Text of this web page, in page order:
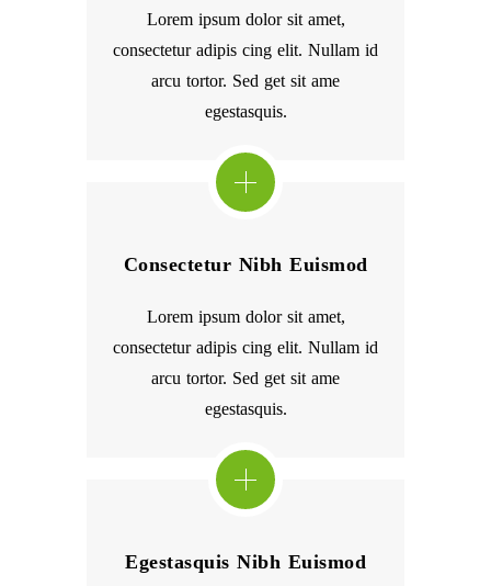
Lorem ipsum dolor sit amet,
consectetur adipis cing elit. Nullam id
arcu tortor. Sed get sit ame
egestasquis.
Consectetur Nibh Euismod
Lorem ipsum dolor sit amet,
consectetur adipis cing elit. Nullam id
arcu tortor. Sed get sit ame
egestasquis.
Egestasquis Nibh Euismod